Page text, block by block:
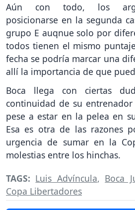
Aún con todo, los
posicionarse en la segunda
grupo E auqnue solo por
todos tienen el mismo
fecha se podría marcar una
allí la importancia de que
Boca llega con ciertas
continuidad de su entrenador
pese a estar en la pelea en
Esa es otra de las razones
urgencia de sumar en la
molestias entre los hinchas.
TAGS: Luis Advíncula, Boca
Copa Libertadores